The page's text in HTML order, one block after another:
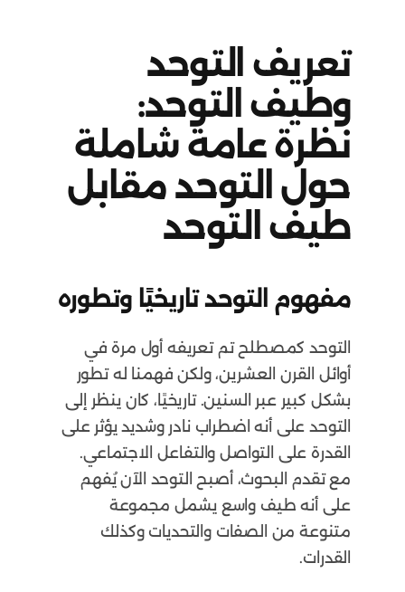
تعريف التوحد
وطيف التوحد:
نظرة عامة شاملة
حول التوحد مقابل
طيف التوحد
مفهوم التوحد تاريخيًا وتطوره
التوحد كمصطلح تم تعريفه أول مرة في
أوائل القرن العشرين، ولكن فهمنا له تطور
بشكل كبير عبر السنين. تاريخيًا، كان ينظر إلى
التوحد على أنه اضطراب نادر وشديد يؤثر على
القدرة على التواصل والتفاعل الاجتماعي.
مع تقدم البحوث، أصبح التوحد الآن يُفهم
على أنه طيف واسع يشمل مجموعة
متنوعة من الصفات والتحديات وكذلك
القدرات.